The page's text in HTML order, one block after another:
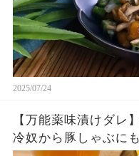
2025/07/24
【万能薬味漬けダレ
冷奴から豚しゃぶに